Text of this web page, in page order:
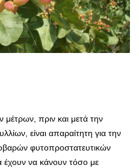
πριν και μετά την
είναι απαραίτητη για την
φυτοπροστατευτικών
να κάνουν τόσο με